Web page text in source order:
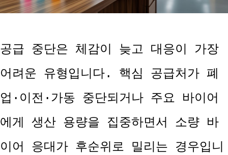
공급 중단은 체감이 늦고 대응이 가장
어려운 유형입니다. 핵심 공급처가 폐
업·이전·가동 중단되거나 주요 바이어
에게 생산 용량을 집중하면서 소량 바
이어 응대가 후순위로 밀리는 경우입니